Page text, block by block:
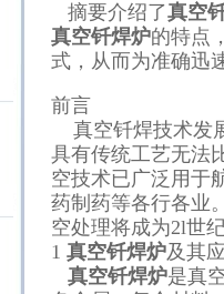
摘要介绍了真空
真空钎焊炉的特点
式，从而为准确迅
前言
真空钎焊技术发
具有传统工艺无法
空技术已广泛用于
药制药等各行各业
空处理将成为2l世
1 真空钎焊炉及其
真空钎焊炉是真